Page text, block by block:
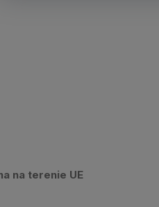
na terenie UE